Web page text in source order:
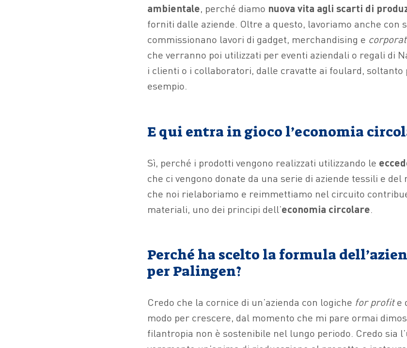
ambientale, perché diamo nuova vita agli scarti di
forniti dalle aziende. Oltre a questo, lavoriamo anche con
commissionano lavori di gadget, merchandising e
che verranno poi utilizzati per eventi aziendali o regali di
i clienti o i collaboratori, dalle cravatte ai foulard, soltanto
esempio.
E qui entra in gioco l’economia
Sì, perché i prodotti vengono realizzati utilizzando le
che ci vengono donate da una serie di aziende tessili e del
che noi rielaboriamo e reimmettiamo nel circuito
materiali, uno dei principi dell’economia circolare.
Perché ha scelto la formula
per Palingen?
Credo che la cornice di un’azienda con logiche for profite
modo per crescere, dal momento che mi pare ormai
filantropia non è sostenibile nel lungo periodo. Credo sia